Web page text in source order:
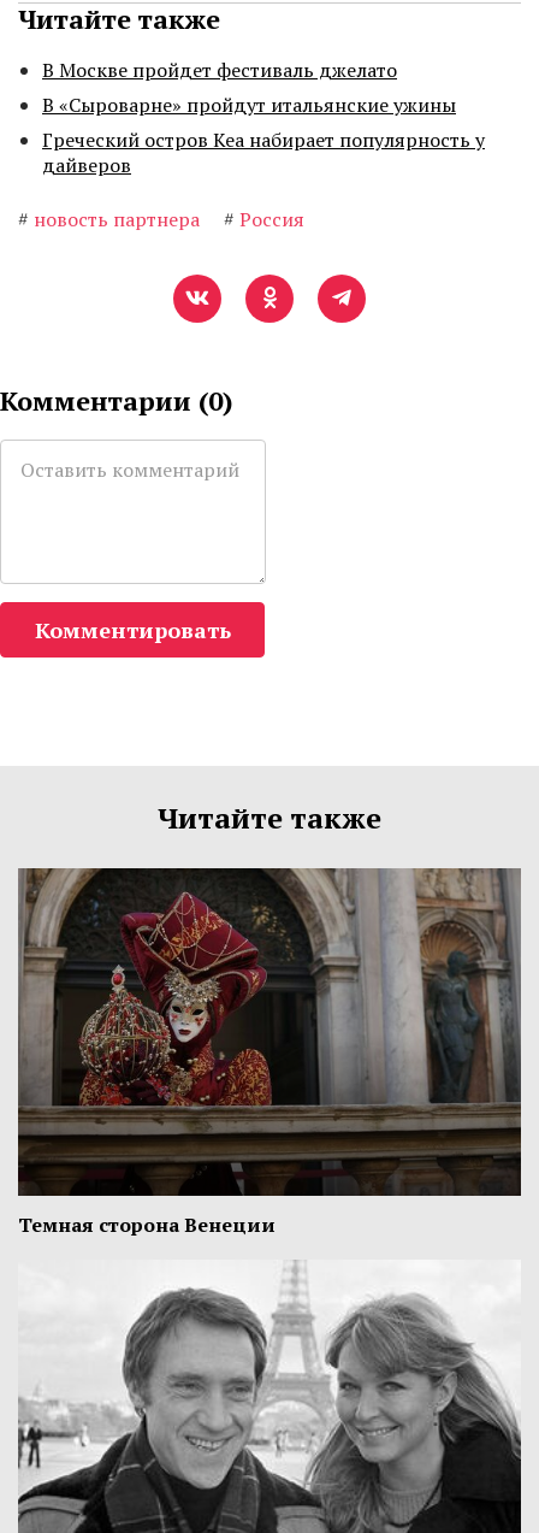
Читайте также
В Москве пройдет фестиваль джелато
В «Сыроварне» пройдут итальянские ужины
Греческий остров Кеа набирает популярность у
дайверов
# новость партнера # Россия
Комментарии (0)
Комментировать
Читайте также
Темная сторона Венеции